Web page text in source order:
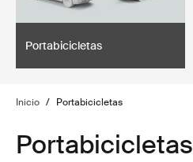
Portabicicletas
Inicio / Portabicicletas
Portabicicletas